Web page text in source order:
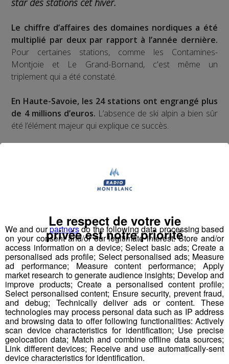
star des stations cet hiver.
Le chiffre d’affaires des domaines nordiques a été
multiplié par deux par rapport à l’année dernière.
Pour certaines stations, comme les Contamines-
Montjoie et Le Grand-Bornand, c'est même un
triplement qui a été constaté.
En Haute-Savoie, les 24 stations ont engrangé plus
de 4 millions d’euros. L’absence de ski alpin a bien sûr
été l’élément majeur qui explique ce succès.
directeur de l’organisme Haute-Savoie Nordic.
Ces raisons font espérer à Guillaume Maurelune
prolongation de ce succès, même quand le ski alpin
sera de nouveau possible.C’est pourquoi les
domaines nordiques vont devoir investir massivement
pour que l’affluence en hausse n’entraîne pas une
dégradation de l’accueil des skieurs.
C'est ce qu'explique Guillaume Maurel.
We and ourpartnersdo the following data processing based
on your consent and/or our legitimate interest: Store and/or
access information on a device; Select basic ads; Create a
personalised ads profile; Select personalised ads; Measure
ad performance; Measure content performance; Apply
market research to generate audience insights; Develop and
improve products; Create a personalised content profile;
Select personalised content; Ensure security, prevent fraud,
and debug; Technically deliver ads or content. These
technologies may process personal data such as IP address
and browsing data to offer following functionalities: Actively
scan device characteristics for identification; Use precise
geolocation data; Match and combine offline data sources;
Link different devices; Receive and use automatically-sent
device characteristics for identification.
Le respect de votre vie
privée est notre priorité